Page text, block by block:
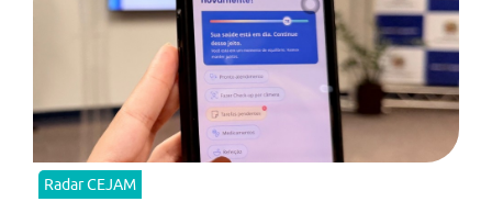
Radar CEJAM